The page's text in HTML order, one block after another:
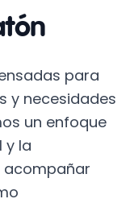
para
y necesidades
un enfoque
y la
acompañar